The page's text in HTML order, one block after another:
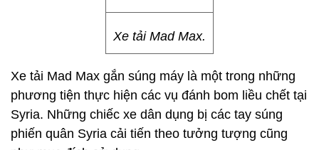
sản xuất những năm 1960. Syria đã mua 300 chiếc
xe này trong những năm 1970. Loại xe quân sự này
không còn được sử dụng cho đến khi bùng nổ nội
chiến Syria vào năm 2011. Một số xe bọc thép còn
khá mới và được cho rơi vào tay phiến quân Syria ở